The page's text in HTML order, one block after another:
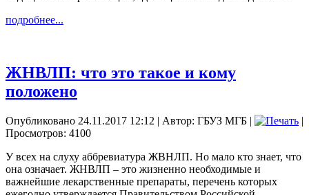
подробнее...
ЖНВЛП: что это такое и кому
положено
Опубликовано 24.11.2017 12:12 | Автор: ГБУЗ МГБ |
|
Просмотров: 4100
У всех на слуху аббревиатура ЖВНЛП. Но мало кто знает, что
она означает. ЖНВЛП – это жизненно необходимые и
важнейшие лекарственные препараты, перечень которых